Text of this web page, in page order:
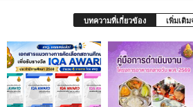
บทความที่เกี่ยวข้อง เพิ่มเติ